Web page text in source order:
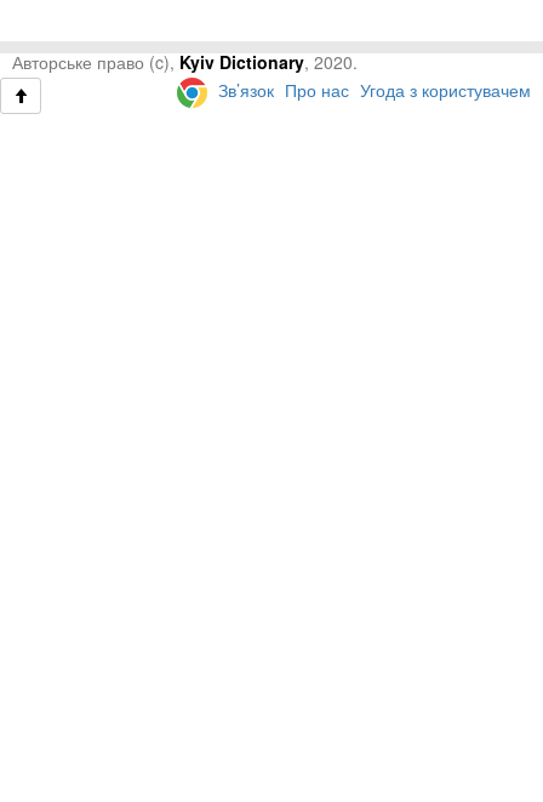
Авторське право (c), Kyiv Dictionary, 2020.
Зв’язок Про нас Угода з користувачем